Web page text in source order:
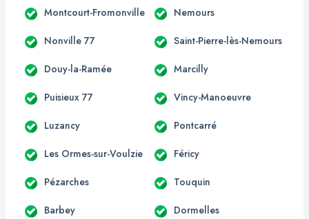
Montcourt-Fromonville Nemours
Nonville 77 Saint-Pierre-lès-Nemours
Douy-la-Ramée Marcilly
Puisieux 77 Vincy-Manoeuvre
Luzancy Pontcarré
Les Ormes-sur-Voulzie Féricy
Pézarches Touquin
Barbey Dormelles